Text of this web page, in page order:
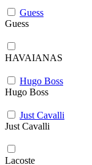
Guess
Guess
HAVAIANAS
Hugo Boss
Hugo Boss
Just Cavalli
Just Cavalli
Lacoste